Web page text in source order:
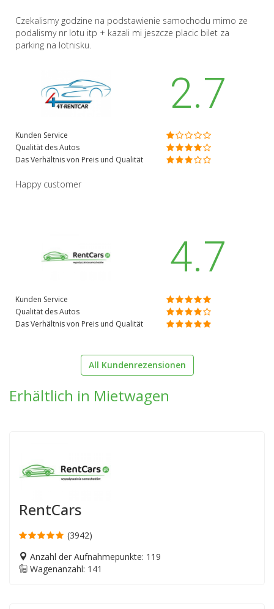
Czekalismy godzine na podstawienie samochodu mimo ze
podalismy nr lotu itp + kazali mi jeszcze placic bilet za
parking na lotnisku.
2.7
Kunden Service
Qualität des Autos
Das Verhältnis von Preis und Qualität
Happy customer
4.7
Kunden Service
Qualität des Autos
Das Verhältnis von Preis und Qualität
All Kundenrezensionen
Erhältlich in Mietwagen
RentCars
(3942)
Anzahl der Aufnahmepunkte: 119
Wagenanzahl: 141